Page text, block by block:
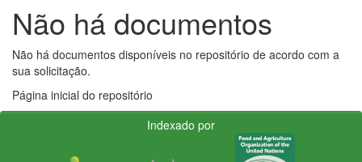
Não há documentos
Não há documentos disponíveis no repositório de acordo com a
sua solicitação.
Página inicial do repositório
Indexado por